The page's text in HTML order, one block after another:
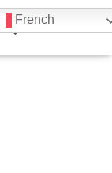
French